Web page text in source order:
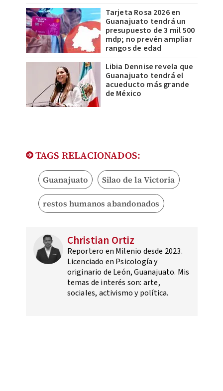
Tarjeta Rosa 2026 en
Guanajuato tendrá un
presupuesto de 3 mil 500
mdp; no prevén ampliar
rangos de edad
Libia Dennise revela que
Guanajuato tendrá el
acueducto más grande
de México
TAGS RELACIONADOS:
Guanajuato Silao de la Victoria
restos humanos abandonados
Christian Ortiz
Reportero en Milenio desde 2023.
Licenciado en Psicología y
originario de León, Guanajuato. Mis
temas de interés son: arte,
sociales, activismo y política.